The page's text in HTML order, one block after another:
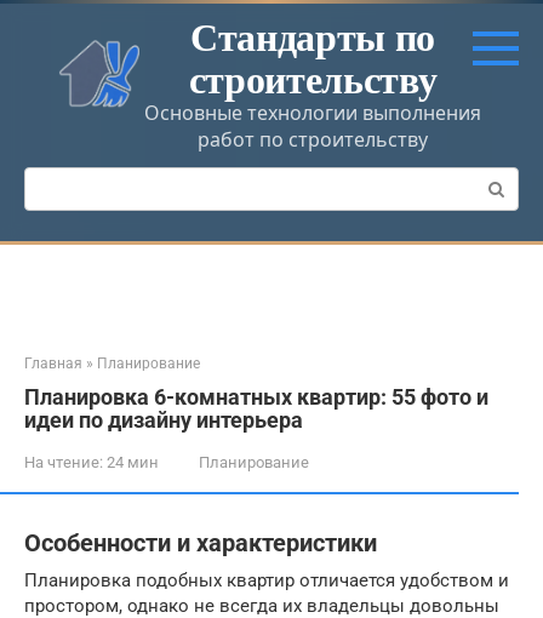
Перейти
контенту
Стандарты по
строительству
Основные технологии выполнения
работ по строительству
Поиск:
Главная » Планирование
Планировка 6-комнатных квартир: 55 фото и
идеи по дизайну интерьера
На чтение: 24 мин Планирование
Особенности и характеристики
Планировка подобных квартир отличается удобством и
простором, однако не всегда их владельцы довольны